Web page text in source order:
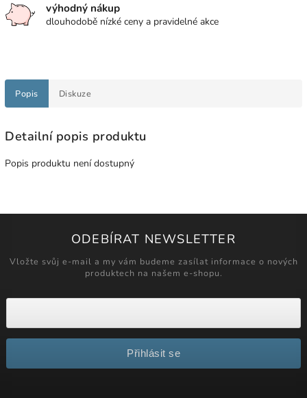
výhodný nákup
dlouhodobě nízké ceny a pravidelné akce
Popis Diskuze
Detailní popis produktu
Popis produktu není dostupný
ODEBÍRAT NEWSLETTER
Vložte svůj e-mail a my vám budeme zasílat informace o nových
produktech na našem e-shopu.
Přihlásit se